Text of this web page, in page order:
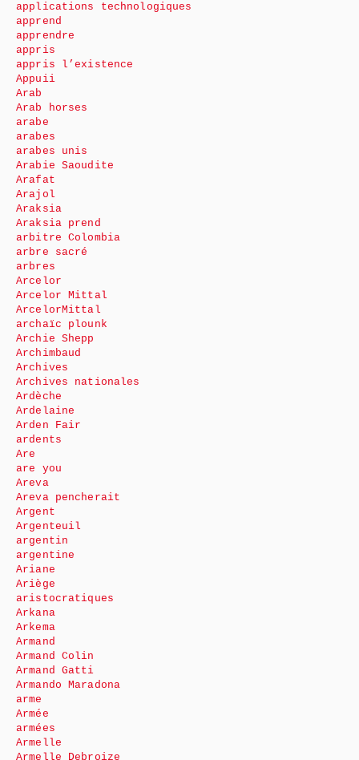
applications technologiques
apprend
apprendre
appris
appris l’existence
Appuii
Arab
Arab horses
arabe
arabes
arabes unis
Arabie Saoudite
Arafat
Arajol
Araksia
Araksia prend
arbitre Colombia
arbre sacré
arbres
Arcelor
Arcelor Mittal
ArcelorMittal
archaïc plounk
Archie Shepp
Archimbaud
Archives
Archives nationales
Ardèche
Ardelaine
Arden Fair
ardents
Are
are you
Areva
Areva pencherait
Argent
Argenteuil
argentin
argentine
Ariane
Ariège
aristocratiques
Arkana
Arkema
Armand
Armand Colin
Armand Gatti
Armando Maradona
arme
Armée
armées
Armelle
Armelle Debroize